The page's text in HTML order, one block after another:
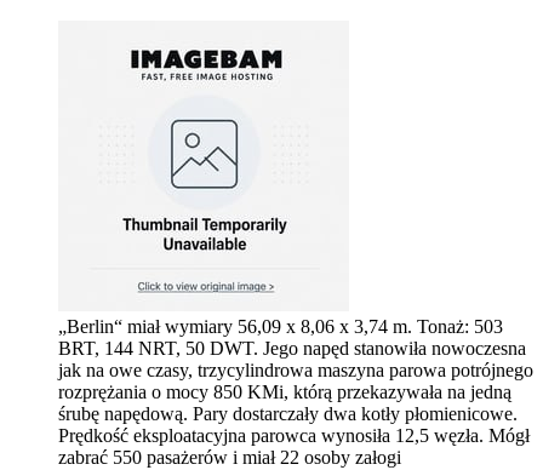
„Berlin“ miał wymiary 56,09 x 8,06 x 3,74 m. Tonaż: 503
BRT, 144 NRT, 50 DWT. Jego napęd stanowiła nowoczesna
jak na owe czasy, trzycylindrowa maszyna parowa potrójnego
rozprężania o mocy 850 KMi, którą przekazywała na jedną
śrubę napędową. Pary dostarczały dwa kotły płomienicowe.
Prędkość eksploatacyjna parowca wynosiła 12,5 węzła. Mógł
zabrać 550 pasażerów i miał 22 osoby załogi